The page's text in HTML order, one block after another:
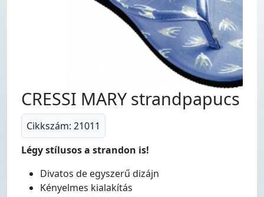
CRESSI MARY strandpapucs
Cikkszám: 21011
Légy stílusos a strandon is!
Divatos de egyszerű dizájn
Kényelmes kialakítás